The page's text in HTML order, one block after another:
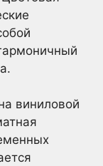
виниловой